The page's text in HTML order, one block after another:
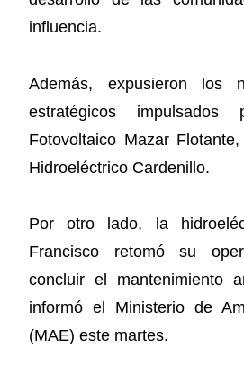
influencia.
Además, expusieron los
estratégicos
Fotovoltaico Mazar
Hidroeléctrico Cardenillo.
Por otro lado, la
Francisco retomó su
concluir el mantenimiento
informó el Ministerio de
(MAE) este martes.